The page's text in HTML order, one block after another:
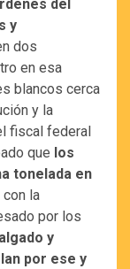
del
y
dos
en esa
blancos cerca
y la
fiscal federal
que los
tonelada en
la
por los
y
por ese y